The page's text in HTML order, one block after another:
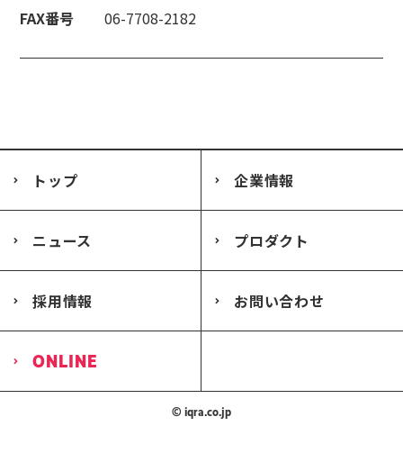
FAX番号 06-7708-2182
トップ 企業情報
ニュース プロダクト
採用情報 お問い合わせ
ONLINE
© iqra.co.jp